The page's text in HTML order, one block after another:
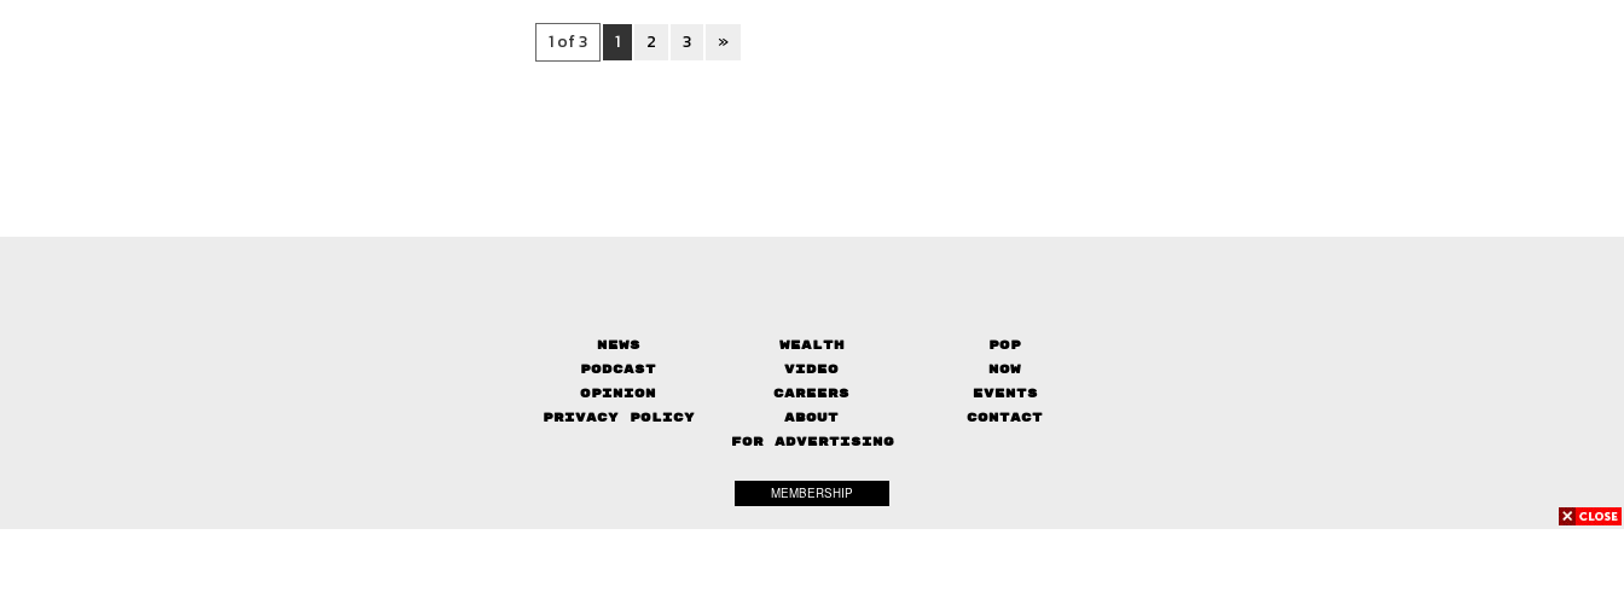
1 of 3 1 2 3 »
News Wealth
Pop
Podcast
Video
Now
Opinion
Careers
Events
Privacy Policy
About
Contact
FOR ADVERTISING
MEMBERSHIP